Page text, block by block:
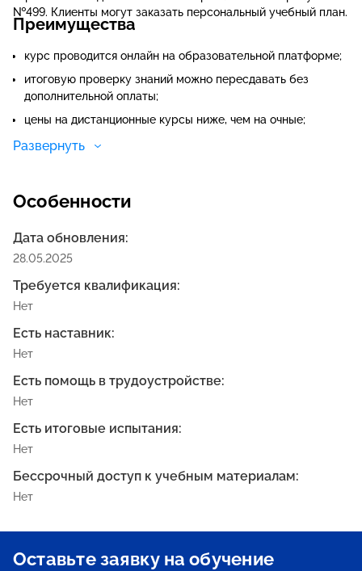
№499. Клиенты могут заказать персональный учебный план.
Преимущества
курс проводится онлайн на образовательной платформе;
итоговую проверку знаний можно пересдавать без
дополнительной оплаты;
цены на дистанционные курсы ниже, чем на очные;
слушатели могут учиться в любой время — сайт для
Развернуть
Особенности
Дата обновления:
28.05.2025
Требуется квалификация:
Нет
Есть наставник:
Нет
Есть помощь в трудоустройстве:
Нет
Есть итоговые испытания:
Нет
Бессрочный доступ к учебным материалам:
Нет
Оставьте заявку на обучение